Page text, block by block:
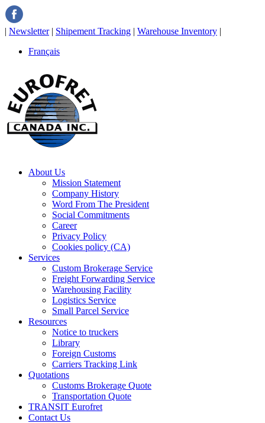
| Newsletter| Shipement Tracking | Warehouse Inventory |
Français
About Us
Mission Statement
Company History
Word From The President
Social Commitments
Career
Privacy Policy
Cookies policy (CA)
Services
Custom Brokerage Service
Freight Forwarding Service
Warehousing Facility
Logistics Service
Small Parcel Service
Resources
Notice to truckers
Library
Foreign Customs
Carriers Tracking Link
Quotations
Customs Brokerage Quote
Transportation Quote
TRANSIT Eurofret
Contact Us